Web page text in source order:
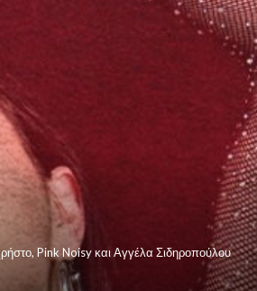
Pink Noisy και Αγγέλα Σιδηροπούλου